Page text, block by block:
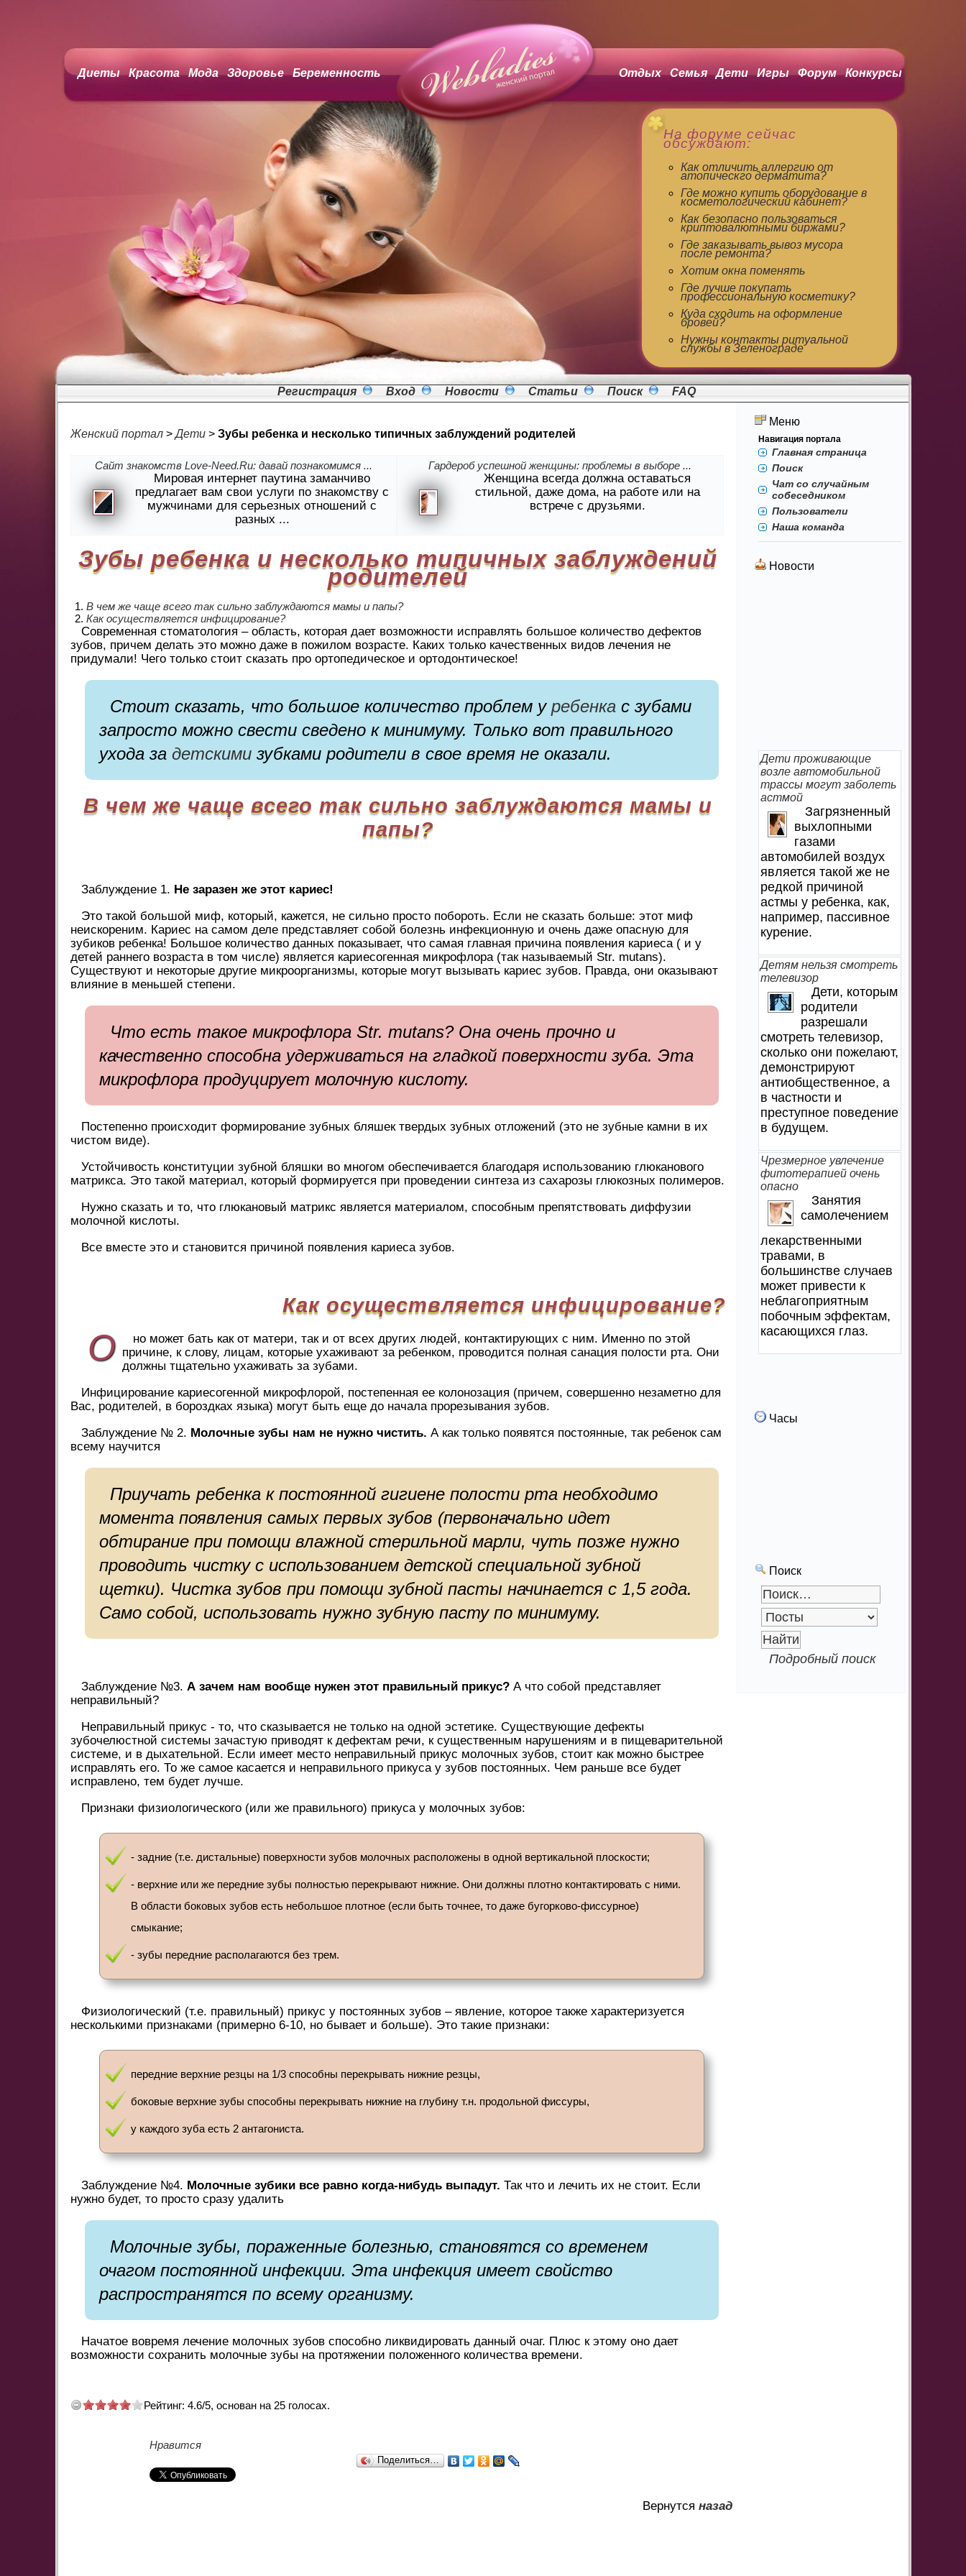
Диеты Красота Мода Здоровье Беременность Отдых Семья Дети Игры Форум Конкурсы
На форуме сейчас
обсуждают:
Как отличить аллергию от
атопическго дерматита?
Где можно купить оборудование в
косметологический кабинет?
Как безопасно пользоваться
криптовалютными биржами?
Где заказывать вывоз мусора
после ремонта?
Хотим окна поменять
Где лучше покупать
профессиональную косметику?
Куда сходить на оформление
бровей?
Нужны контакты ритуальной
службы в Зеленограде
Регистрация Вход Новости Статьи Поиск FAQ
Женский портал>Дети> Зубы ребенка и несколько типичных заблуждений родителей
Сайт знакомств Love-Need.Ru: давай познакомимся ...
Мировая интернет паутина заманчиво
предлагает вам свои услуги по знакомству с
мужчинами для серьезных отношений с
разных ...
Гардероб успешной женщины: проблемы в выборе ...
Женщина всегда должна оставаться
стильной, даже дома, на работе или на
встрече с друзьями.
Зубы ребенка и несколько типичных заблуждений
родителей
В чем же чаще всего так сильно заблуждаются мамы и папы?
Как осуществляется инфицирование?
Современная стоматология – область, которая дает возможности исправлять большое количество дефектов
зубов, причем делать это можно даже в пожилом возрасте. Каких только качественных видов лечения не
придумали! Чего только стоит сказать про ортопедическое и ортодонтическое!
Стоит сказать, что большое количество проблем у ребенкас зубами
запросто можно свести сведено к минимуму. Только вот правильного
ухода за детскимизубками родители в свое время не оказали.
В чем же чаще всего так сильно заблуждаются мамы и
папы?
Заблуждение 1. Не заразен же этот кариес!
Это такой большой миф, который, кажется, не сильно просто побороть. Если не сказать больше: этот миф
неискореним. Кариес на самом деле представляет собой болезнь инфекционную и очень даже опасную для
зубиков ребенка! Большое количество данных показывает, что самая главная причина появления кариеса ( и у
детей раннего возраста в том числе) является кариесогенная микрофлора (так называемый Str. mutans).
Существуют и некоторые другие микроорганизмы, которые могут вызывать кариес зубов. Правда, они оказывают
влияние в меньшей степени.
Что есть такое микрофлора Str. mutans? Она очень прочно и
качественно способна удерживаться на гладкой поверхности зуба. Эта
микрофлора продуцирует молочную кислоту.
Постепенно происходит формирование зубных бляшек твердых зубных отложений (это не зубные камни в их
чистом виде).
Устойчивость конституции зубной бляшки во многом обеспечивается благодаря использованию глюканового
матрикса. Это такой материал, который формируется при проведении синтеза из сахарозы глюкозных полимеров.
Нужно сказать и то, что глюкановый матрикс является материалом, способным препятствовать диффузии
молочной кислоты.
Все вместе это и становится причиной появления кариеса зубов.
Как осуществляется инфицирование?
О
но может бать как от матери, так и от всех других людей, контактирующих с ним. Именно по этой
причине, к слову, лицам, которые ухаживают за ребенком, проводится полная санация полости рта. Они
должны тщательно ухаживать за зубами.
Инфицирование кариесогенной микрофлорой, постепенная ее колонозация (причем, совершенно незаметно для
Вас, родителей, в бороздках языка) могут быть еще до начала прорезывания зубов.
Заблуждение № 2. Молочные зубы нам не нужно чистить. А как только появятся постоянные, так ребенок сам
всему научится
Приучать ребенка к постоянной гигиене полости рта необходимо
момента появления самых первых зубов (первоначально идет
обтирание при помощи влажной стерильной марли, чуть позже нужно
проводить чистку с использованием детской специальной зубной
щетки). Чистка зубов при помощи зубной пасты начинается с 1,5 года.
Само собой, использовать нужно зубную пасту по минимуму.
Заблуждение №3. А зачем нам вообще нужен этот правильный прикус?А что собой представляет
неправильный?
Неправильный прикус - то, что сказывается не только на одной эстетике. Существующие дефекты
зубочелюстной системы зачастую приводят к дефектам речи, к существенным нарушениям и в пищеварительной
системе, и в дыхательной. Если имеет место неправильный прикус молочных зубов, стоит как можно быстрее
исправлять его. То же самое касается и неправильного прикуса у зубов постоянных. Чем раньше все будет
исправлено, тем будет лучше.
Признаки физиологического (или же правильного) прикуса у молочных зубов:
- задние (т.е. дистальные) поверхности зубов молочных расположены в одной вертикальной плоскости;
- верхние или же передние зубы полностью перекрывают нижние. Они должны плотно контактировать с ними.
В области боковых зубов есть небольшое плотное (если быть точнее, то даже бугорково-фиссурное)
смыкание;
- зубы передние располагаются без трем.
Физиологический (т.е. правильный) прикус у постоянных зубов – явление, которое также характеризуется
несколькими признаками (примерно 6-10, но бывает и больше). Это такие признаки:
передние верхние резцы на 1/3 способны перекрывать нижние резцы,
боковые верхние зубы способны перекрывать нижние на глубину т.н. продольной фиссуры,
у каждого зуба есть 2 антагониста.
Заблуждение №4. Молочные зубики все равно когда-нибудь выпадут. Так что и лечить их не стоит. Если
нужно будет, то просто сразу удалить
Молочные зубы, пораженные болезнью, становятся со временем
очагом постоянной инфекции. Эта инфекция имеет свойство
распространятся по всему организму.
Начатое вовремя лечение молочных зубов способно ликвидировать данный очаг. Плюс к этому оно дает
возможности сохранить молочные зубы на протяжении положенного количества времени.
Рейтинг: 4.6/5, основан на 25голосах.
Нравится
Поделиться…
Вернутся назад
Меню
Навигация портала
Главная страница
Поиск
Чат со случайным
собеседником
Пользователи
Наша команда
Новости
Дети проживающие
возле автомобильной
трассы могут заболеть
астмой
Загрязненный
выхлопными
газами
автомобилей воздух
является такой же не
редкой причиной
астмы у ребенка, как,
например, пассивное
курение.
Детям нельзя смотреть
телевизор
Дети, которым
родители
разрешали
смотреть телевизор,
сколько они пожелают,
демонстрируют
антиобщественное, а
в частности и
преступное поведение
в будущем.
Чрезмерное увлечение
фитотерапией очень
опасно
Занятия
самолечением
лекарственными
травами, в
большинстве случаев
может привести к
неблагоприятным
побочным эффектам,
касающихся глаз.
Часы
Поиск
Подробный поиск